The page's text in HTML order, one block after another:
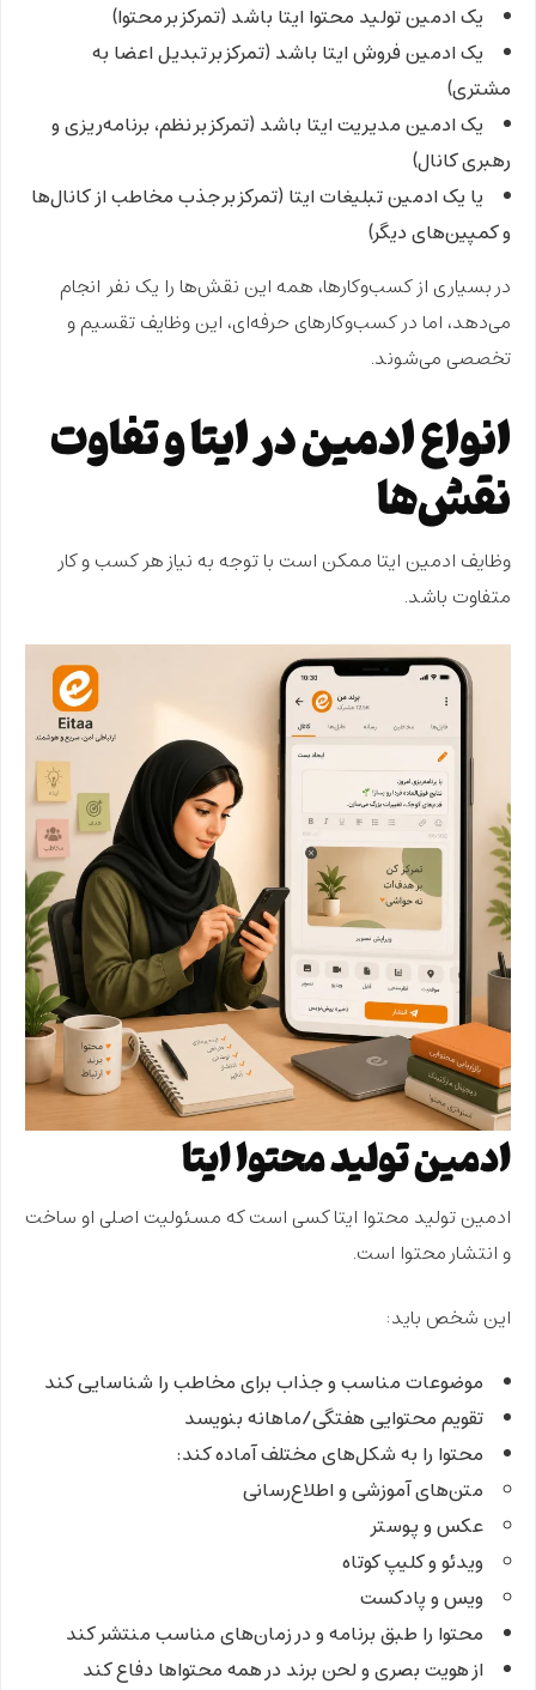
یکادمین تولید محتوا ایتا باشد (تمرکز بر محتوا)
یکادمین فروش ایتا باشد (تمرکز بر تبدیل اعضا به
مشتری)
یکادمین مدیریت ایتا باشد (تمرکز بر نظم، برنامه‌ریزی و
رهبری کانال)
یا یکادمین تبلیغات ایتا (تمرکز بر جذب مخاطب از کانال‌ها
و کمپین‌های دیگر)
در بسیاری از کسب‌وکارها، همه این نقش‌ها را یک نفر انجام
می‌دهد، اما در کسب‌وکارهای حرفه‌ای، این وظایف تقسیم و
تخصصی می‌شوند.
انواع ادمین در ایتا و تفاوت
نقش‌ها
وظایف ادمین ایتا ممکن است با توجه به نیاز هر کسب و کار
متفاوت باشد.
ادمین تولید محتوا ایتا
ادمین تولید محتوا ایتاکسی است که مسئولیت اصلی اوساخت
و انتشار محتوا است.
این شخص باید:
موضوعات مناسب و جذاب برای مخاطب را شناسایی کند
تقویم محتوایی هفتگی/ماهانه بنویسد
محتوا را به شکل‌های مختلف آماده کند:
متن‌های آموزشی و اطلاع‌رسانی
عکس و پوستر
ویدئو و کلیپ کوتاه
ویس و پادکست
محتوا را طبق برنامه و در زمان‌های مناسب منتشر کند
ازهویت بصری و لحن برند در همه محتواها دفاع کند